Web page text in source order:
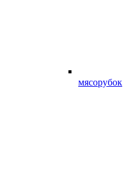
мясорубок